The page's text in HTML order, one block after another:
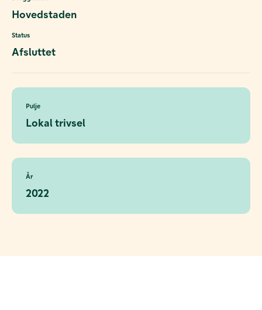
Hovedstaden
Status
Afsluttet
Pulje
Lokal trivsel
År
2022